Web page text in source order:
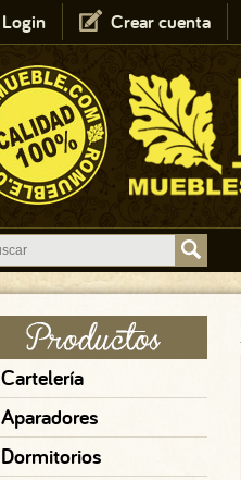
Login Crear cuenta
Cartelería
Aparadores
Dormitorios